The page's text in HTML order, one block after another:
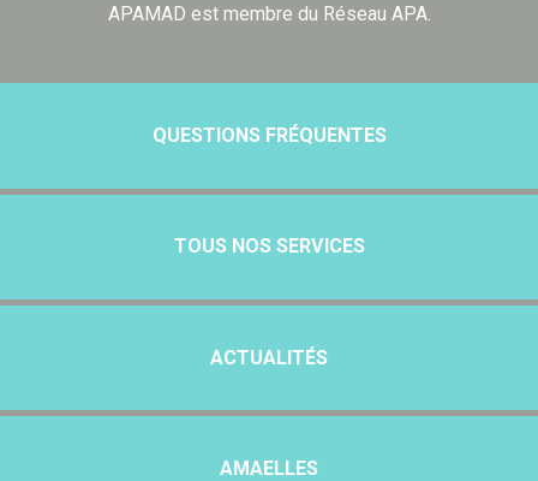
APAMAD est membre du Réseau APA.
QUESTIONS FRÉQUENTES
TOUS NOS SERVICES
ACTUALITÉS
AMAELLES